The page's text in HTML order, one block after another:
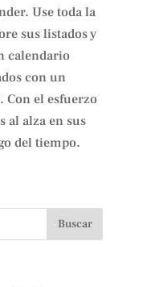
Use toda la
sus listados y
calendario
con un
Con el esfuerzo
al alza en sus
del tiempo.